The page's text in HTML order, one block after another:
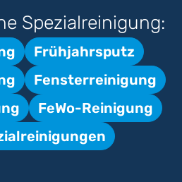
Spezialreinigung:
Frühjahrsputz
Fensterreinigung
FeWo-Reinigung